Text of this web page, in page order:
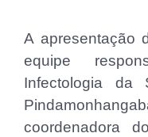
A apresentação
equipe
Infectologia da
coordenadora